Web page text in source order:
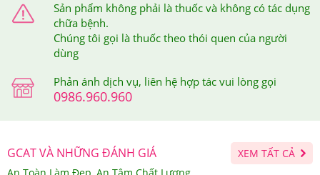
Cách sử dụng:Uống mỗi ngày uống 1 viên trong hoặc
ngay sau bữa ăn
5.Viên Vitamin Tổng Hợp Centrum Silver Ultra
Women's 50+ Dành Cho Nữ Giới Trên 50 Tuổi
Tại hệ thống Giảm Cân An Toàn, Viên Vitamin Tổng Hợp
Sản phẩm không phải là thuốc và không có tác dụng
chữa bệnh.
Chúng tôi gọi là thuốc theo thói quen của người
dùng
Phản ánh dịch vụ, liên hệ hợp tác vui lòng gọi
0986.960.960
GCAT VÀ NHỮNG ĐÁNH GIÁ XEM TẤT CẢ